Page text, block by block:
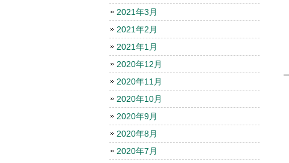
2021年3月
2021年2月
2021年1月
2020年12月
2020年11月
2020年10月
2020年9月
2020年8月
2020年7月